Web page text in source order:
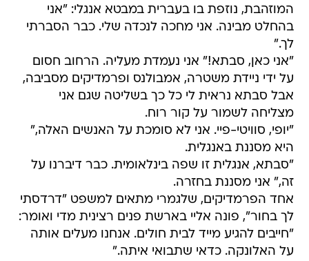
המוזהבת, נוזפת בו בעברית במבטא אנגלי: "אני
בהחלט מבינה. אני מחכה לנכדה שלי. כבר הסברתי
לך."
"אני כאן, סבתא!" אני נעמדת מעליה. הרחוב חסום
על ידי ניידת משטרה, אמבולנס ופרמדיקים מסביבה,
אבל סבתא נראית לי כל כך בשליטה שגם אני
מצליחה לשמור על קור רוח.
"יופי, סוויטי-פיי. אני לא סומכת על האנשים האלה,"
היא מסננת באנגלית.
"סבתא, אנגלית זו שפה בינלאומית. כבר דיברנו על
זה," אני מסננת בחזרה.
אחד הפרמדיקים, שלגמרי מתאים למשפט "דרדסתי
לך בחור", פונה אליי בארשת פנים רצינית מדי ואומר:
"חייבים להגיע מייד לבית חולים. אנחנו מעלים אותה
על האלונקה. כדאי שתבואי איתה."